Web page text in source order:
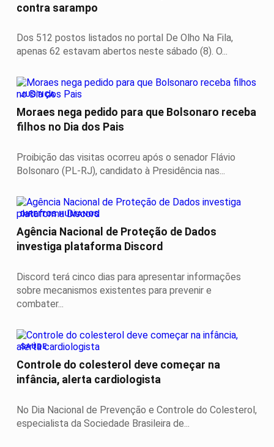
contra sarampo
Dos 512 postos listados no portal De Olho Na Fila,
apenas 62 estavam abertos neste sábado (8). O...
JUSTIÇA
Moraes nega pedido para que Bolsonaro receba
filhos no Dia dos Pais
Proibição das visitas ocorreu após o senador Flávio
Bolsonaro (PL-RJ), candidato à Presidência nas...
DIREITOS HUMANOS
Agência Nacional de Proteção de Dados
investiga plataforma Discord
Discord terá cinco dias para apresentar informações
sobre mecanismos existentes para prevenir e
combater...
SAÚDE
Controle do colesterol deve começar na
infância, alerta cardiologista
No Dia Nacional de Prevenção e Controle do Colesterol,
especialista da Sociedade Brasileira de...